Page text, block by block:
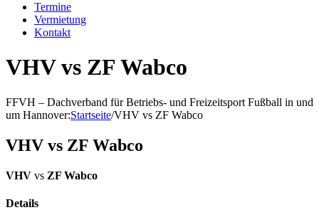
Termine
Vermietung
Kontakt
VHV vs ZF Wabco
FFVH – Dachverband für Betriebs- und Freizeitsport Fußball in und
um Hannover:Startseite/VHV vs ZF Wabco
VHV vs ZF Wabco
VHV vs ZF Wabco
Details